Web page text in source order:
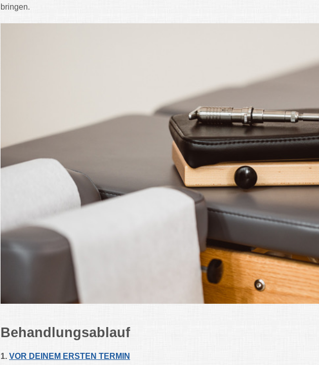
bringen.
Behandlungsablauf
1. VOR DEINEM ERSTEN TERMIN